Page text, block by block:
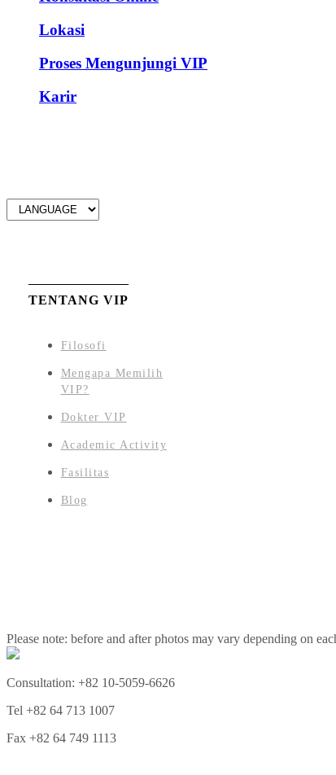
Lokasi
Proses Mengunjungi VIP
Karir
TENTANG VIP
Filosofi
Mengapa Memilih
VIP?
Dokter VIP
Academic Activity
Fasilitas
Blog
Please note: before and after photos may vary depending on
Consultation: +82 10-5059-6626
Tel +82 64 713 1007
Fax +82 64 749 1113